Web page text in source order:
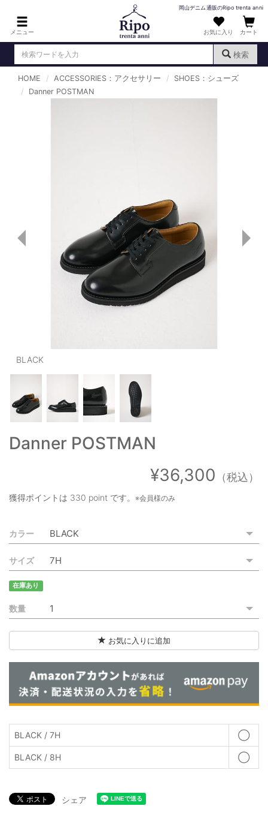
メニュー
岡山デニム通販のRipo trenta anni
お気に入り カート
検索
ログイン （ 新規会員登録
T-SHIRT : Tシャツ
KNIT : ニット
SHIRT : シャツ
OUTERS : アウター
LADIES : レディース
PANTS/SKIRT : パンツ・スカート
TOPS : トップス
OUTERS : アウター
OUTLET : アウトレット
MENS : メンズ
新規会員登録
ご利用ガイド
特定商取引法に基づく表記
HOME ACCESSORIES：アクセサリー
SHOES：シューズ
Danner POSTMAN
BLACK
Danner POSTMAN
¥36,300 （税込）
獲得ポイントは 330 point です。 ※会員様のみ
カラー
サイズ
在庫あり
数量
お気に入りに追加
BLACK / 7H ◯
BLACK / 8H ◯
シェア